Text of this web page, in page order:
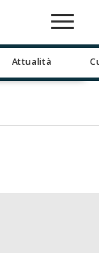
Attualità